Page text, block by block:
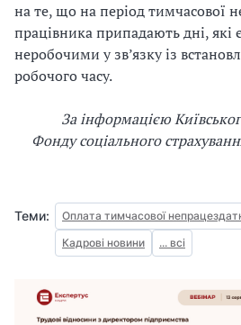
на те, що на період тимчасової
працівника припадають дні, які
неробочими у зв’язку із
робочого часу.
За інформацією
Фонду соціального
Теми:
Оплата тимчасової
Кадрові новини
... всі